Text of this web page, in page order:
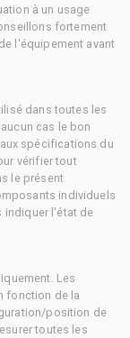
à un usage
fortement
l'équipement avant
dans toutes les
cas le bon
spécifications du
vérifier tout
le présent
individuels
indiquer l'état de
Les
fonction de la
position de
toutes les